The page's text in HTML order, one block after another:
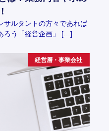
サルタントの方々であれば
ろう「経営企画」 […]
経営層・事業会社